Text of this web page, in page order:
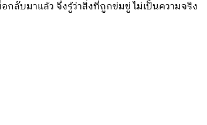
ลับมาแล้ว จึงรู้ว่าสิ่งที่ถูกข่มขู่ ไม่เป็นความจริง